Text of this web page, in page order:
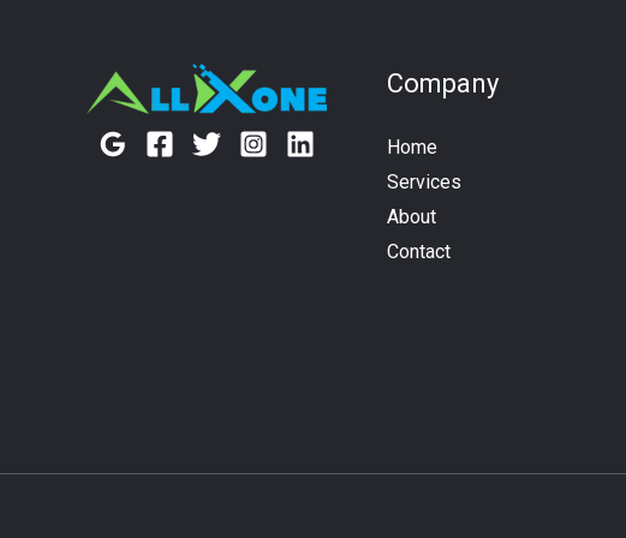
Company
Home
Services
About
Contact